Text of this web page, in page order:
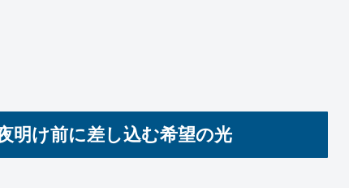
明け前に差し込む希望の光